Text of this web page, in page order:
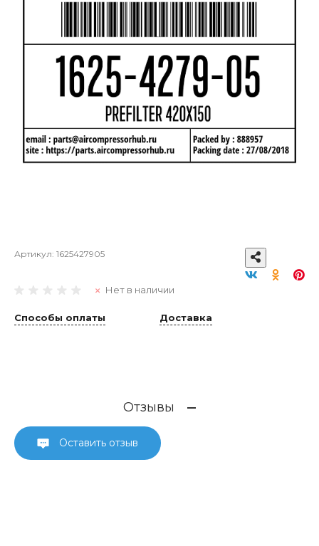
Артикул: 1625427905
Нет в наличии
Способы оплаты Доставка
Отзывы
Оставить отзыв